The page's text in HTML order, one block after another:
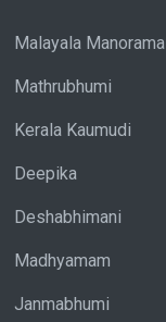
Malayala Manorama
Mathrubhumi
Kerala Kaumudi
Deepika
Deshabhimani
Madhyamam
Janmabhumi